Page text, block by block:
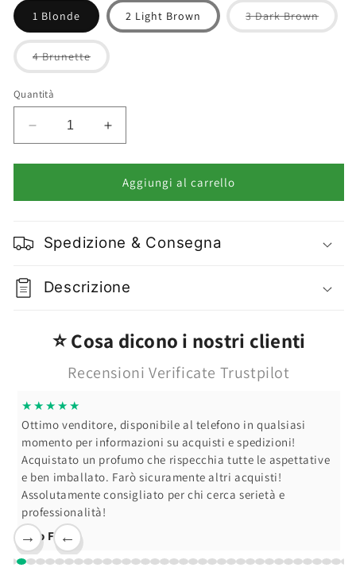
1 Blonde 2 Light Brown 3 Dark Brown
o
4 BrunetteVariante
esaurita
o
Quantità
Diminuisci
quantità
per
Milano
Retrattile
Micropencil
Aumenta
quantità
per
Deborah
Milano
Retrattile
Micropencil
Aggiungi al carrello
Spedizione & Consegna
Descrizione
⭐ Cosa dicono i nostri clienti
Recensioni Verificate Trustpilot
←
→
★★★★★
Ottimo venditore, disponibile al telefono in qualsiasi
momento per informazioni su acquisti e spedizioni!
Acquistato un profumo che rispecchia tutte le aspettative
e ben imballato. Farò sicuramente altri acquisti!
Assolutamente consigliato per chi cerca serietà e
professionalità!
Ciro F.